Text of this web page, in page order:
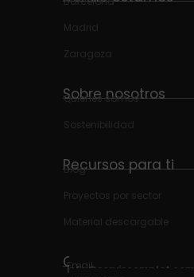
Madrid
Zaragoza
Sobre nosotros
Quienes somos
Sostenibilidad
Recursos para ti
Blog
Proyectos por sector
Material descargable
Contacto
Email
info@serviscomplet.com